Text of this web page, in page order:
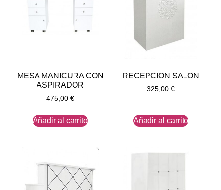
MESA MANICURA CON
ASPIRADOR
475,00 €
Añadir al carrito
RECEPCION SALON
325,00 €
Añadir al carrito